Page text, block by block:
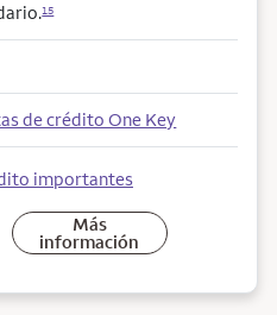
15
de crédito One Key
importantes
Más
información